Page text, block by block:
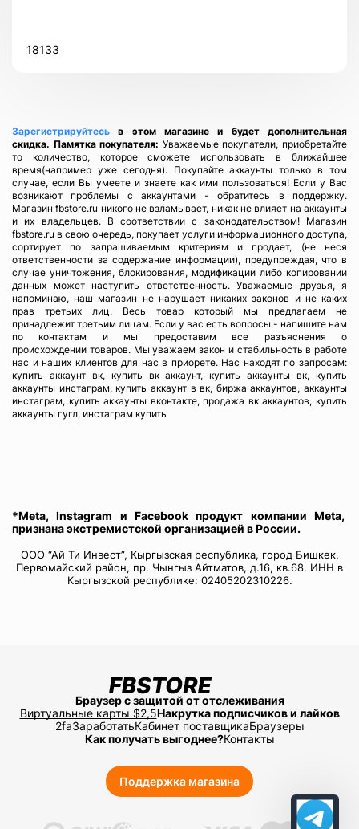
18133
Зарегистрируйтесь
в этом магазине и будет дополнительная
скидка. Памятка покупателя: Уважаемые покупатели, приобретайте
то количество, которое сможете использовать в ближайшее
время(например уже сегодня). Покупайте аккаунты только в том
случае, если Вы умеете и знаете как ими пользоваться! Если у Вас
возникают проблемы с аккаунтами - обратитесь в поддержку.
Магазин fbstore.ru никого не взламывает, никак не влияет на аккаунты
и их владельцев. В соответствии с законодательством! Магазин
fbstore.ru в свою очередь, покупает услуги информационного доступа,
сортирует по запрашиваемым критериям и продает, (не неся
ответственности за содержание информации), предупреждая, что в
случае уничтожения, блокирования, модификации либо копировании
данных может наступить ответственность. Уважаемые друзья, я
напоминаю, наш магазин не нарушает никаких законов и не каких
прав третьих лиц. Весь товар который мы предлагаем не
принадлежит третьим лицам. Если у вас есть вопросы - напишите нам
по контактам и мы предоставим все разъяснения о
происхождении товаров. Мы уважаем закон и стабильность в работе
нас и наших клиентов для нас в приорете. Нас находят по запросам:
купить аккаунт вк, купить вк аккаунт, купить аккаунты вк, купить
аккаунты инстаграм, купить аккаунт в вк, биржа аккаунтов, аккаунты
инстаграм, купить аккаунты вконтакте, продажа вк аккаунтов, купить
аккаунты гугл, инстаграм купить
*Meta, Instagram и Facebook продукт компании Meta,
признана экстремистской организацией в России.
ООО “Ай Ти Инвест”, Кыргызская республика, город Бишкек,
Первомайский район, пр. Чынгыз Айтматов, д.16, кв.68. ИНН в
Кыргызской республике: 02405202310226.
Браузер с защитой от отслеживания
Виртуальные карты $2,5Накрутка подписчиков и лайков
2faЗаработатьКабинет поставщикаБраузеры
Как получать выгоднее?Контакты
Поддержка магазина